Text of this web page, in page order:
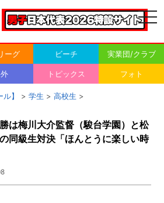
ーグ ビーチ 実業団/クラブ
トピックス フォト
】 > 学生 > 高校生 >
は梅川大介監督（駿台学園）と松
同級生対決「ほんとうに楽しい時